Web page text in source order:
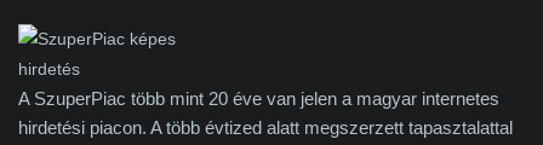
A SzuperPiac több mint 20 éve van jelen a magyar internetes
hirdetési piacon. A több évtized alatt megszerzett tapasztalattal